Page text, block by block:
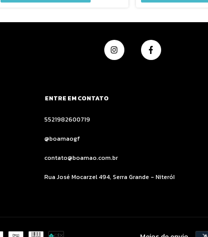
ENTRE EM CONTATO
5521982600719
@boamaogf
contato@boamao.com.br
Rua José Mocarzel 494, Serra Grande - NiteróI